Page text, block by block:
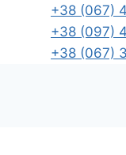
+38 (067)
+38 (097)
+38 (067)